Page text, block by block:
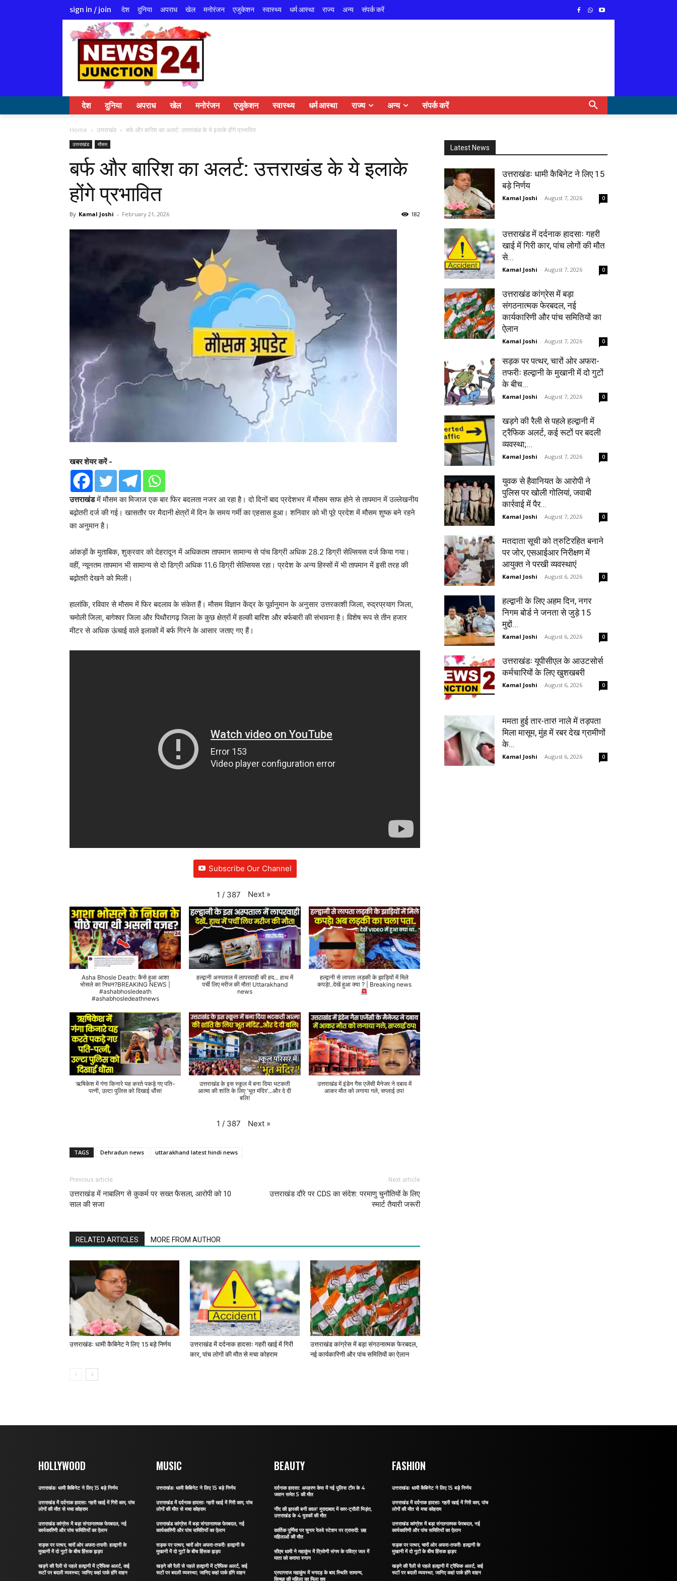
sign in / join देश दुनिया अपराध खेल मनोरंजन एजुकेशन स्वास्थ्य धर्म आस्था राज्य अन्य संपर्क करें
देश दुनिया अपराध खेल मनोरंजन एजुकेशन स्वास्थ्य धर्म आस्था राज्य अन्य संपर्क करें
Home उत्तराखंड बर्फ और बारिश का अलर्ट: उत्तराखंड के ये इलाके होंगे प्रभावित
उत्तराखंड मौसम
बर्फ और बारिश का अलर्ट: उत्तराखंड के ये इलाके
होंगे प्रभावित
By Kamal Joshi - February 21, 2026 182
खबर शेयर करें -
उत्तराखंडमें मौसम का मिजाज एक बार फिर बदलता नजर आ रहा है। दो दिनों बाद प्रदेशभर में मौसम साफ होने से तापमान में उल्लेखनीय
बढ़ोतरी दर्ज की गई। खासतौर पर मैदानी क्षेत्रों में दिन के समय गर्मी का एहसास हुआ। शनिवार को भी पूरे प्रदेश में मौसम शुष्क बने रहने
का अनुमान है।
आंकड़ों के मुताबिक, शुक्रवार को देहरादून में अधिकतम तापमान सामान्य से पांच डिग्री अधिक 28.2 डिग्री सेल्सियस दर्ज किया गया।
वहीं, न्यूनतम तापमान भी सामान्य से दो डिग्री अधिक 11.6 डिग्री सेल्सियस रहा। प्रदेश के अन्य हिस्सों में भी तापमान में इसी तरह की
बढ़ोतरी देखने को मिली।
हालांकि, रविवार से मौसम में फिर बदलाव के संकेत हैं। मौसम विज्ञान केंद्र के पूर्वानुमान के अनुसार उत्तरकाशी जिला, रुद्रप्रयाग जिला,
चमोली जिला, बागेश्वर जिला और पिथौरागढ़ जिला के कुछ क्षेत्रों में हल्की बारिश और बर्फबारी की संभावना है। विशेष रूप से तीन हजार
मीटर से अधिक ऊंचाई वाले इलाकों में बर्फ गिरने के आसार जताए गए हैं।
Subscribe Our Channel
1 / 387 Next »
Asha Bhosle Death: कैसे हुआ आशा
भोसले का निधन?BREAKING NEWS |
#ashabhosledeath
#ashabhosledeathnews
हल्द्वानी अस्पताल में लापरवाही की हद... हाथ में
पर्ची लिए मरीज की मौत! Uttarakhand
news
हल्द्वानी से लापता लड़की के झाड़ियों में मिले
कपड़े!..देखें हुआ क्या ? | Breaking news
ऋषिकेश में गंगा किनारे यह करते पकड़े गए पति-
पत्नी, उल्टा पुलिस को दिखाई धौंस!
उत्तराखंड के इस स्कूल में बना दिया भटकती
आत्मा की शांति के लिए 'भूत मंदिर'...और दे दी
बलि!
उत्तराखंड में इंडेन गैस एजेंसी मैनेजर ने दबाव में
आकर मौत को लगाया गले, सप्लाई ठप!
1 / 387 Next »
TAGS Dehradun news uttarakhand latest hindi news
Previous article
उत्तराखंड में नाबालिग से कुकर्म पर सख्त फैसला, आरोपी को 10
साल की सजा
Next article
उत्तराखंड दौरे पर CDS का संदेश: परमाणु चुनौतियों के लिए
स्मार्ट तैयारी जरूरी
RELATED ARTICLES MORE FROM AUTHOR
उत्तराखंडः धामी कैबिनेट ने लिए 15 बड़े निर्णय
उत्तराखंड में दर्दनाक हादसाः गहरी खाई में गिरी
कार, पांच लोगों की मौत से मचा कोहराम
उत्तराखंड कांग्रेस में बड़ा संगठनात्मक फेरबदल,
नई कार्यकारिणी और पांच समितियों का ऐलान
Latest News
उत्तराखंडः धामी कैबिनेट ने लिए 15
बड़े निर्णय
Kamal Joshi - August 7, 2026 0
उत्तराखंड में दर्दनाक हादसाः गहरी
खाई में गिरी कार, पांच लोगों की मौत
से...
Kamal Joshi - August 7, 2026 0
उत्तराखंड कांग्रेस में बड़ा
संगठनात्मक फेरबदल, नई
कार्यकारिणी और पांच समितियों का
ऐलान
Kamal Joshi - August 7, 2026 0
सड़क पर पत्थर, चारों ओर अफरा-
तफरीः हल्द्वानी के मुखानी में दो गुटों
के बीच...
Kamal Joshi - August 7, 2026 0
खड़गे की रैली से पहले हल्द्वानी में
ट्रैफिक अलर्ट, कई रूटों पर बदली
व्यवस्था;...
Kamal Joshi - August 7, 2026 0
युवक से हैवानियत के आरोपी ने
पुलिस पर खोली गोलियां, जवाबी
कार्रवाई में पैर...
Kamal Joshi - August 7, 2026 0
मतदाता सूची को त्रुटिरहित बनाने
पर जोर, एसआईआर निरीक्षण में
आयुक्त ने परखी व्यवस्थाएं
Kamal Joshi - August 6, 2026 0
हल्द्वानी के लिए अहम दिन, नगर
निगम बोर्ड ने जनता से जुड़े 15
मुद्दों...
Kamal Joshi - August 6, 2026 0
उत्तराखंडः यूपीसीएल के आउटसोर्स
कर्मचारियों के लिए खुशखबरी
Kamal Joshi - August 6, 2026 0
ममता हुई तार-तार! नाले में तड़पता
मिला मासूम, मुंह में रबर देख ग्रामीणों
के...
Kamal Joshi - August 6, 2026 0
HOLLYWOOD
उत्तराखंडः धामी कैबिनेट ने लिए 15 बड़े निर्णय
उत्तराखंड में दर्दनाक हादसाः गहरी खाई में गिरी कार, पांच
लोगों की मौत से मचा कोहराम
उत्तराखंड कांग्रेस में बड़ा संगठनात्मक फेरबदल, नई
कार्यकारिणी और पांच समितियों का ऐलान
सड़क पर पत्थर, चारों ओर अफरा-तफरीः हल्द्वानी के
मुखानी में दो गुटों के बीच हिंसक झड़प
खड़गे की रैली से पहले हल्द्वानी में ट्रैफिक अलर्ट, कई
रूटों पर बदली व्यवस्था; जानिए कहां पार्क होंगे वाहन
MUSIC
उत्तराखंडः धामी कैबिनेट ने लिए 15 बड़े निर्णय
उत्तराखंड में दर्दनाक हादसाः गहरी खाई में गिरी कार, पांच
लोगों की मौत से मचा कोहराम
उत्तराखंड कांग्रेस में बड़ा संगठनात्मक फेरबदल, नई
कार्यकारिणी और पांच समितियों का ऐलान
सड़क पर पत्थर, चारों ओर अफरा-तफरीः हल्द्वानी के
मुखानी में दो गुटों के बीच हिंसक झड़प
खड़गे की रैली से पहले हल्द्वानी में ट्रैफिक अलर्ट, कई
रूटों पर बदली व्यवस्था; जानिए कहां पार्क होंगे वाहन
BEAUTY
दर्दनाक हादसा: अपहरण केस में गई पुलिस टीम के 4
जवान समेत 5 की मौत
नींद की झपकी बनी काल! मुरादाबाद में कार-ट्रॉली भिड़ंत,
उत्तराखंड के 4 युवकों की मौत
कार्तिक पूर्णिमा पर चुनार रेलवे स्टेशन पर त्रासदी: छह
महिलाओं की मौत
सीएम धामी ने महाकुंभ में त्रिवेणी संगम के पवित्र जल में
माता को कराया स्नान
प्रयागराज महाकुंभ में भगदड़ के बाद स्थिति सामान्य,
किच्छा की महिला का मिला शव
FASHION
उत्तराखंडः धामी कैबिनेट ने लिए 15 बड़े निर्णय
उत्तराखंड में दर्दनाक हादसाः गहरी खाई में गिरी कार, पांच
लोगों की मौत से मचा कोहराम
उत्तराखंड कांग्रेस में बड़ा संगठनात्मक फेरबदल, नई
कार्यकारिणी और पांच समितियों का ऐलान
सड़क पर पत्थर, चारों ओर अफरा-तफरीः हल्द्वानी के
मुखानी में दो गुटों के बीच हिंसक झड़प
खड़गे की रैली से पहले हल्द्वानी में ट्रैफिक अलर्ट, कई
रूटों पर बदली व्यवस्था; जानिए कहां पार्क होंगे वाहन